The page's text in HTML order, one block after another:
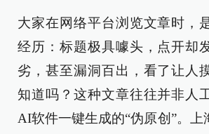
大家在网络平台浏览文章时，
经历：标题极具噱头，点开却
劣，甚至漏洞百出，看了让人
知道吗？这种文章往往并非人
AI软件一键生成的“伪原创”。上